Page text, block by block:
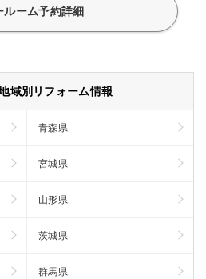
ルーム予約詳細
域別リフォーム情報
青森県
宮城県
山形県
茨城県
群馬県